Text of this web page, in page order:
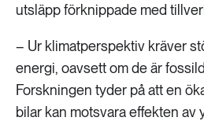
utsläpp förknippade med
– Ur klimatperspektiv kräver
energi, oavsett om de är
Forskningen tyder på att en
bilar kan motsvara effekten av